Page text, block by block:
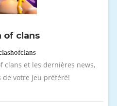
of clans
clans et les dernières news,
de votre jeu préféré!